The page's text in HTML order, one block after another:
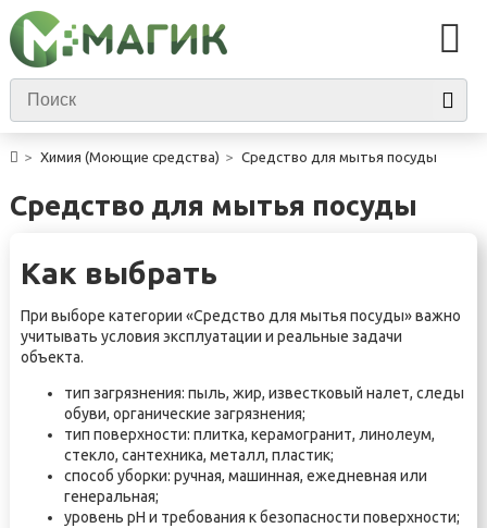
Химия (Моющие средства) Средство для мытья посуды
Средство для мытья посуды
Как выбрать
При выборе категории «Средство для мытья посуды» важно
учитывать условия эксплуатации и реальные задачи
объекта.
тип загрязнения: пыль, жир, известковый налет, следы
обуви, органические загрязнения;
тип поверхности: плитка, керамогранит, линолеум,
стекло, сантехника, металл, пластик;
способ уборки: ручная, машинная, ежедневная или
генеральная;
уровень pH и требования к безопасности поверхности;